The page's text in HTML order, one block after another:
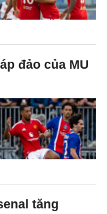
đảo của MU
tăng